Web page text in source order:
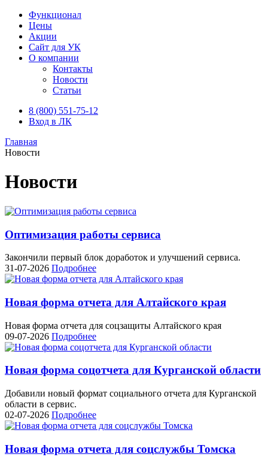
Функционал
Цены
Акции
Сайт для УК
О компании
Контакты
Новости
Статьи
8 (800) 551-75-12
Вход в ЛК
Главная
Новости
Новости
Оптимизация работы сервиса
Закончили первый блок доработок и улучшений сервиса.
31-07-2026 Подробнее
Новая форма отчета для Алтайского края
Новая форма отчета для соцзащиты Алтайского края
09-07-2026 Подробнее
Новая форма соцотчета для Курганской области
Добавили новый формат социального отчета для Курганской
области в сервис.
02-07-2026 Подробнее
Новая форма отчета для соцслужбы Томска